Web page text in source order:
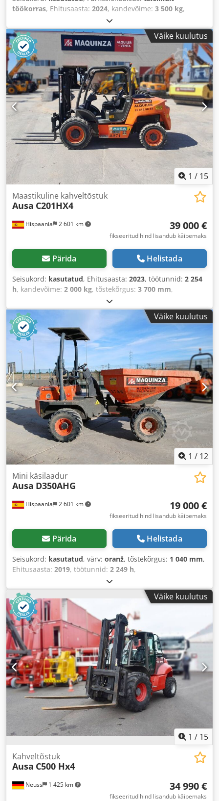
töökorras, Ehitusaasta: 2024, kandevõime: 3 500 kg,
, tühimass:5 416 kg
mm, veotüüp:Diesel,
Väike kuulutus
1 / 15
Hispaania 2 601 km
Maastikuline kahveltõstuk
Ausa C201HX4
39 000 €
fikseeritud hind lisandub käibemaks
Pärida Helistada
Seisukord: kasutatud, Ehitusaasta: 2023, töötunnid: 2 254
h, kandevõime: 2 000 kg, tõstekõrgus: 3 700 mm,
, kogupikkus:
1 520 mm, Varustus:nelikvedu,
Väike kuulutus
1 / 12
Hispaania 2 601 km
Mini käsilaadur
Ausa D350AHG
19 000 €
fikseeritud hind lisandub käibemaks
Pärida Helistada
Seisukord: kasutatud, värv: oranž, tõstekõrgus: 1 040 mm,
Ehitusaasta: 2019, töötunnid: 2 249 h,
Väike kuulutus
1 / 15
Neuss 1 425 km
Kahveltõstuk
Ausa C500 Hx4
34 990 €
fikseeritud hind lisandub käibemaks